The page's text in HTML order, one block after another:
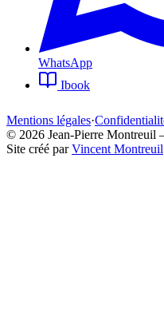
WhatsApp
Ibook
Mentions légales·
© 2026 Jean-Pierre
Site créé par Vincent Montreuil